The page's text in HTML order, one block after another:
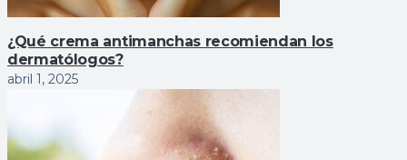
¿Qué crema antimanchas recomiendan los
dermatólogos?
abril 1, 2025